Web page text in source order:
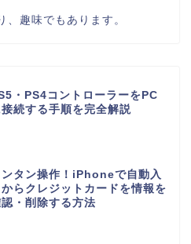
、趣味でもあります。
・PS4コントローラーをPC
接続する手順を完全解説
ンタン操作！iPhoneで自動入
からクレジットカードを情報を
・削除する方法